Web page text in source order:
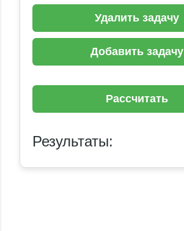
Удалить задачу
Добавить задачу
Рассчитать
Результаты: